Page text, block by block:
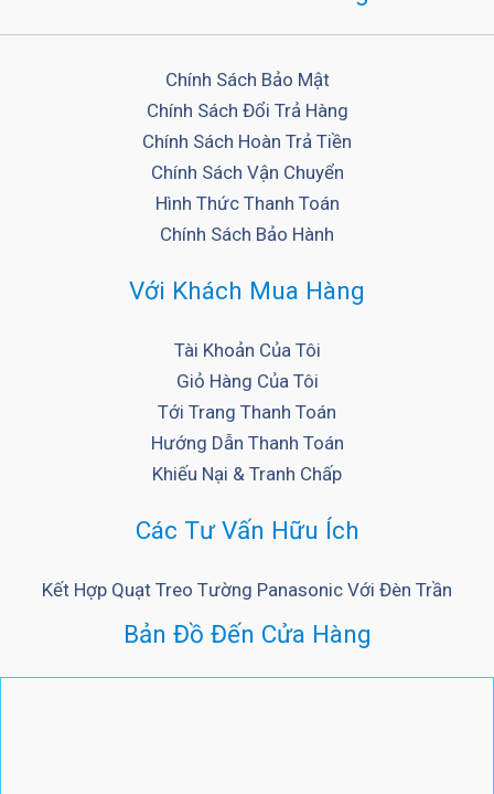
Chính Sách Bảo Mật
Chính Sách Đổi Trả Hàng
Chính Sách Hoàn Trả Tiền
Chính Sách Vận Chuyển
Hình Thức Thanh Toán
Chính Sách Bảo Hành
Với Khách Mua Hàng
Tài Khoản Của Tôi
Giỏ Hàng Của Tôi
Tới Trang Thanh Toán
Hướng Dẫn Thanh Toán
Khiếu Nại & Tranh Chấp
Các Tư Vấn Hữu Ích
Kết Hợp Quạt Treo Tường Panasonic Với Đèn Trần
Bản Đồ Đến Cửa Hàng